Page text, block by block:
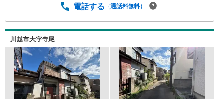
電話する （通話料無料）
川越市大字寺尾